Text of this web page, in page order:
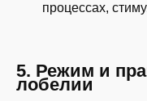
процессах,
5. Режим и
лобелии